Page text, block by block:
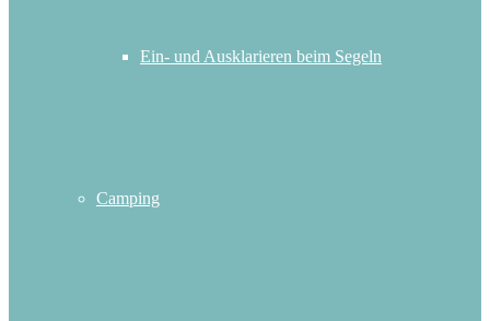
Ein- und Ausklarieren beim Segeln
Camping